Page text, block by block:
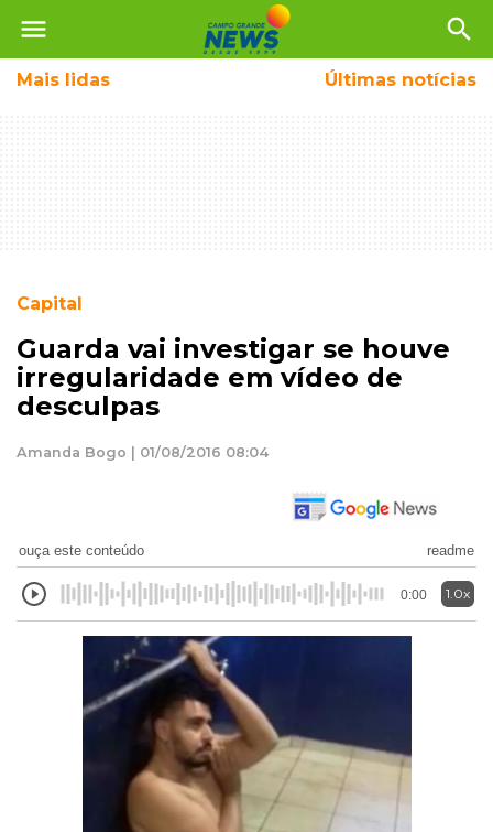
menu search
Mais lidas Últimas notícias
Capital
Guarda vai investigar se houve
irregularidade em vídeo de
desculpas
Amanda Bogo | 01/08/2016 08:04
ouça este conteúdo readme
0:00 1.0x